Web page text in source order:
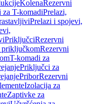
KolenaRezervni
za T-komadiPrelazi,
Prelazi i spojevi,
PriključciRezervni
priključkomRezervni
T-komadi za
Priključci za
PriborRezervni
Izolacija za
Zaptivke za